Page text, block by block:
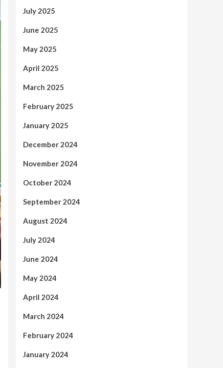
July 2025
June 2025
May 2025
April 2025
March 2025
February 2025
January 2025
December 2024
November 2024
October 2024
September 2024
August 2024
July 2024
June 2024
May 2024
April 2024
March 2024
February 2024
January 2024